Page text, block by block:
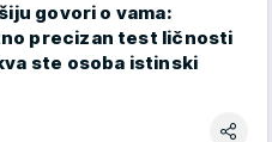
govori o vama:
precizan test ličnosti
ste osoba istinski